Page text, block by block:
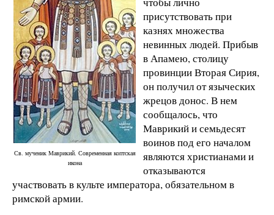
Св. мученик Маврикий. Современная коптская
икона
присутствовать при
казнях множества
невинных людей. Прибыв
в Апамею, столицу
провинции Вторая Сирия,
он получил от языческих
жрецов донос. В нем
сооб­щалось, что
Маврикий и семьдесят
воинов под его началом
являются христианами и
отказываются
участвовать в культе императора, обязательном в
римской армии.